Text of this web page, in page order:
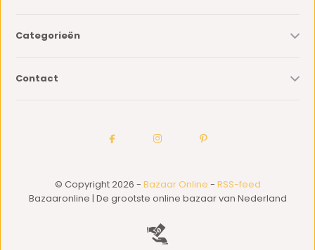
Categorieën
Contact
© Copyright 2026 - Bazaar Online - RSS-feed
Bazaaronline | De grootste online bazaar van Nederland